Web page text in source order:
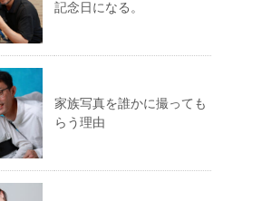
記念日になる。
家族写真を誰かに撮っても
らう理由